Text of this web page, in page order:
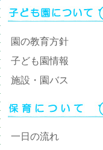
園の教育方針
子ども園情報
施設・園バス
一日の流れ